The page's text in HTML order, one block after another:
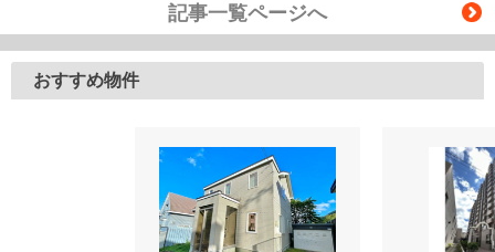
記事一覧ページへ
おすすめ物件